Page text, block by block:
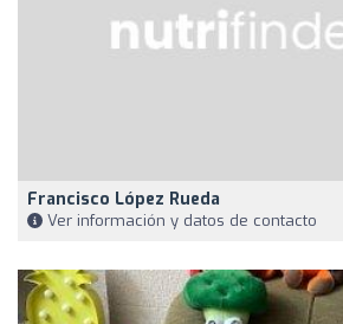
Francisco López Rueda
Ver información y datos de contacto